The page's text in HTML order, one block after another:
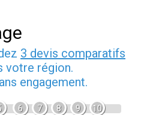
3 devis comparatifs
votre région.
engagement.
6 7 8 9 10